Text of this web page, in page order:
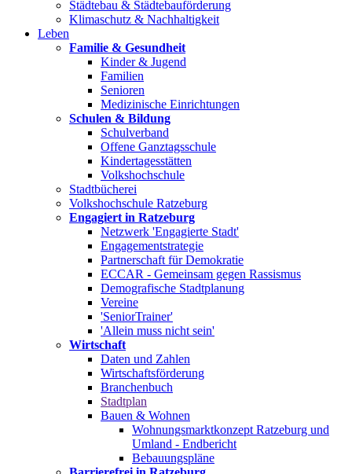
Städtebau & Städtebauförderung
Klimaschutz & Nachhaltigkeit
Leben
Familie & Gesundheit
Kinder & Jugend
Familien
Senioren
Medizinische Einrichtungen
Schulen & Bildung
Schulverband
Offene Ganztagsschule
Kindertagesstätten
Volkshochschule
Stadtbücherei
Volkshochschule Ratzeburg
Engagiert in Ratzeburg
Netzwerk 'Engagierte Stadt'
Engagementstrategie
Partnerschaft für Demokratie
ECCAR - Gemeinsam gegen Rassismus
Demografische Stadtplanung
Vereine
'SeniorTrainer'
'Allein muss nicht sein'
Wirtschaft
Daten und Zahlen
Wirtschaftsförderung
Branchenbuch
Stadtplan
Bauen & Wohnen
Wohnungsmarktkonzept Ratzeburg und
Umland - Endbericht
Bebauungspläne